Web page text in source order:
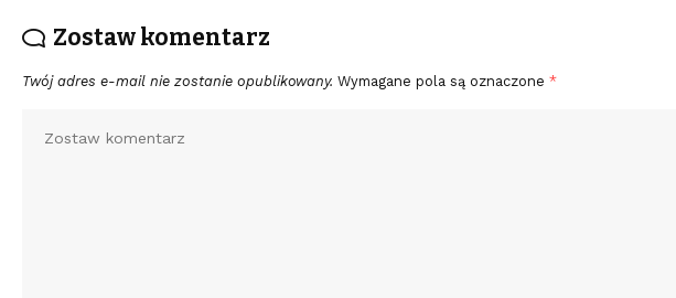
Zostaw komentarz
Twój adres e-mail nie zostanie opublikowany. Wymagane pola są oznaczone *